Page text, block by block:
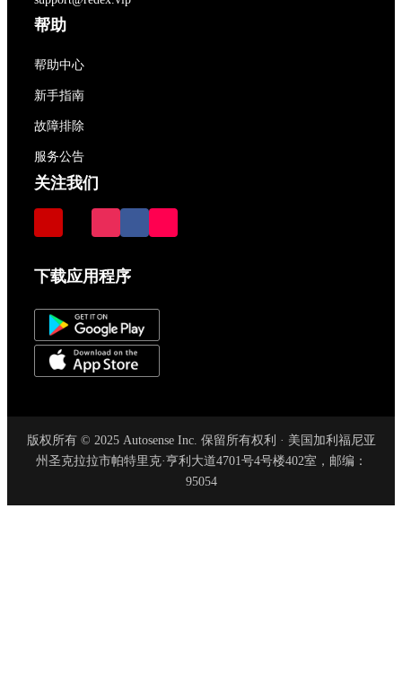
帮助
帮助中心
新手指南
故障排除
服务公告
关注我们
下载应用程序
版权所有 © 2025 Autosense Inc. 保留所有权利 · 美国加利福尼亚
州圣克拉拉市帕特里克·亨利大道4701号4号楼402室，邮编：
95054